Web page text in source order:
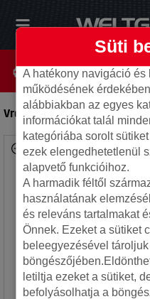
Vredestein 215/45R18 93Y
Süti
A hatékony navigáció
működésének
alábbiakban az egyes
információkat talál
kategóriába sorolt
ezek elengedhetetlenül
alapvető funkcióihoz.
A harmadik féltől
használatának
és releváns tartalmakat
Önnek. Ezeket a sütiket
beleegyezésével tároljuk
letiltja ezeket a sütiket,
befolyásolhatja a